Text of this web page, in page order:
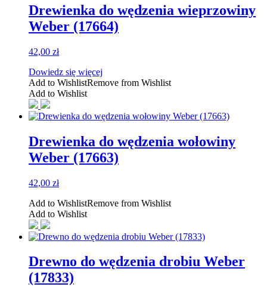
Drewienka do wędzenia wieprzowiny
Weber (17664)
42,00 zł
Dowiedz się więcej
Add to WishlistRemove from Wishlist
Add to Wishlist
Drewienka do wędzenia wołowiny
Weber (17663)
42,00 zł
Add to WishlistRemove from Wishlist
Add to Wishlist
Drewno do wędzenia drobiu Weber
(17833)